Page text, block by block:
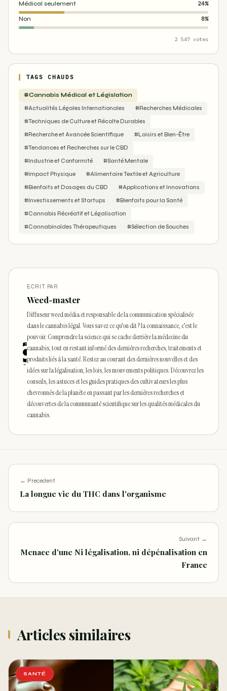
Médical seulement 24%
Non 8%
2 547 votes
TAGS CHAUDS
#Cannabis Médical et Législation
#Actualités Légales Internationales
#Recherches Médicales
#Techniques de Culture et Récolte Durables
#Recherche et Avancée Scientifique
#Loisirs et Bien-Être
#Tendances et Recherches sur le CBD
#Industrie et Conformité
#Santé Mentale
#Impact Physique
#Alimentaire Textile et Agriculture
#Bienfaits et Dosages du CBD
#Applications et Innovations
#Investissements et Startups
#Bienfaits pour la Santé
#Cannabis Récréatif et Légalisation
#Cannabinoïdes Thérapeutiques
#Sélection de Souches
ECRIT PAR
Weed-master
Diffuseur weed média et responsable de la communication spécialisée
dans le cannabis légal. Vous savez ce qu'on dit ? la connaissance, c'est le
pouvoir. Comprendre la science qui se cache derrière la médecine du
cannabis, tout en restant informé des dernières recherches, traitements et
produits liés à la santé. Restez au courant des dernières nouvelles et des
idées sur la légalisation, les lois, les mouvements politiques. Découvrez les
conseils, les astuces et les guides pratiques des cultivateurs les plus
chevronnés de la planète en passant par les dernières recherches et
découvertes de la communauté scientifique sur les qualités médicales du
cannabis.
← Precedent
La longue vie du THC dans l'organisme
Suivant →
Menace d'une Ni légalisation, ni dépénalisation en
France
Articles similaires
SANTÉ